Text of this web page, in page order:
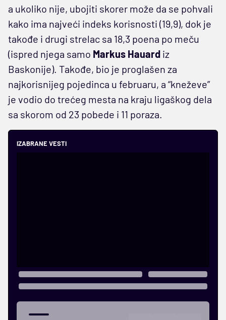
a ukoliko nije, ubojiti skorer može da se pohvali
kako ima najveći indeks korisnosti (19,9), dok je
takođe i drugi strelac sa 18,3 poena po meču
(ispred njega samo Markus Hauard iz
Baskonije). Takođe, bio je proglašen za
najkorisnijeg pojedinca u februaru, a “kneževe”
je vodio do trećeg mesta na kraju ligaškog dela
sa skorom od 23 pobede i 11 poraza.
IZABRANE VESTI